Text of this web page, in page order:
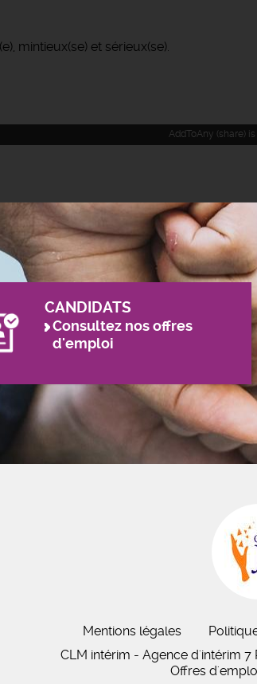
mintieux(se) et sérieux(se).
AddToAny (share) is
CANDIDATS
Consultez nos offres
d'emploi
Mentions légales
CLM intérim - Agence d'intérim
Offres